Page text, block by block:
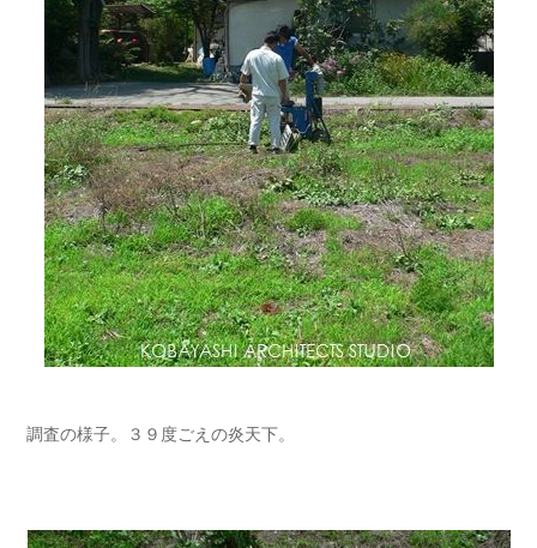
調査の様子。３９度ごえの炎天下。